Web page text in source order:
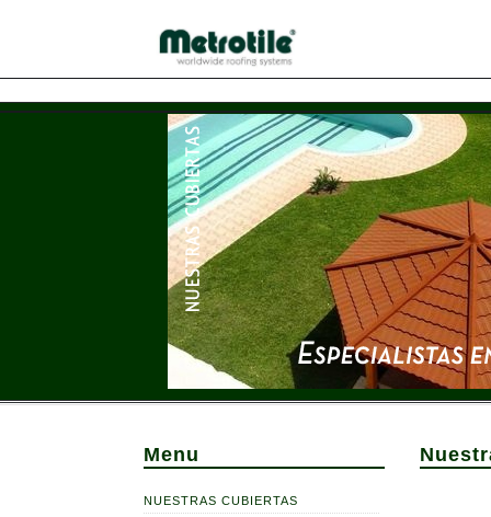
Menu
NUESTRAS CUBIERTAS